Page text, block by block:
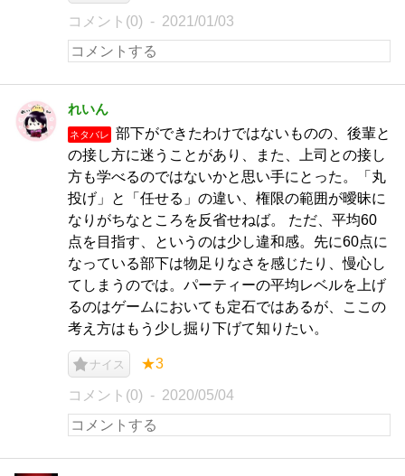
コメント(0) 2021/01/03
れいん
ネタバレ
部下ができたわけではないものの、後輩と
の接し方に迷うことがあり、また、上司との接し
方も学べるのではないかと思い手にとった。「丸
投げ」と「任せる」の違い、権限の範囲が曖昧に
なりがちなところを反省せねば。 ただ、平均60
点を目指す、というのは少し違和感。先に60点に
なっている部下は物足りなさを感じたり、慢心し
てしまうのでは。パーティーの平均レベルを上げ
るのはゲームにおいても定石ではあるが、ここの
考え方はもう少し掘り下げて知りたい。
ナイス ★3
コメント(0) 2020/05/04